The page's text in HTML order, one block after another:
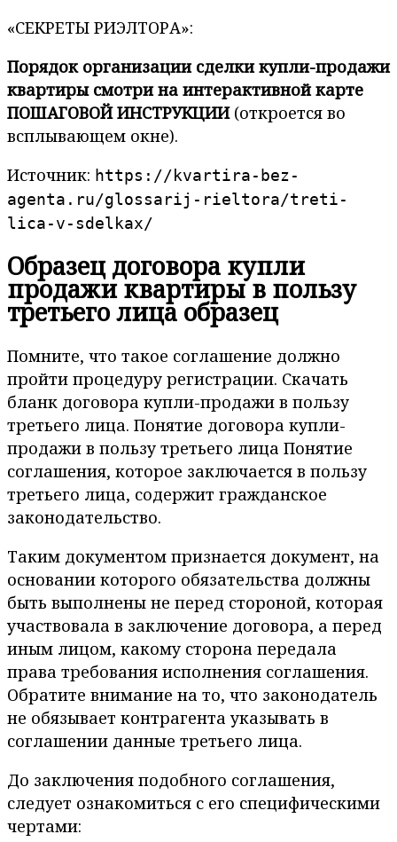
«СЕКРЕТЫ РИЭЛТОРА»:
Порядок организации сделки купли-продажи
квартиры смотри на интерактивной карте
ПОШАГОВОЙ ИНСТРУКЦИИ(откроется во
всплывающем окне).
Источник: https://kvartira-bez-
agenta.ru/glossarij-rieltora/treti-
lica-v-sdelkax/
Образец договора купли
продажи квартиры в пользу
третьего лица образец
Помните, что такое соглашение должно
пройти процедуру регистрации. Скачать
бланк договора купли-продажи в пользу
третьего лица. Понятие договора купли-
продажи в пользу третьего лица Понятие
соглашения, которое заключается в пользу
третьего лица, содержит гражданское
законодательство.
Таким документом признается документ, на
основании которого обязательства должны
быть выполнены не перед стороной, которая
участвовала в заключение договора, а перед
иным лицом, какому сторона передала
права требования исполнения соглашения.
Обратите внимание на то, что законодатель
не обязывает контрагента указывать в
соглашении данные третьего лица.
До заключения подобного соглашения,
следует ознакомиться с его специфическими
чертами: